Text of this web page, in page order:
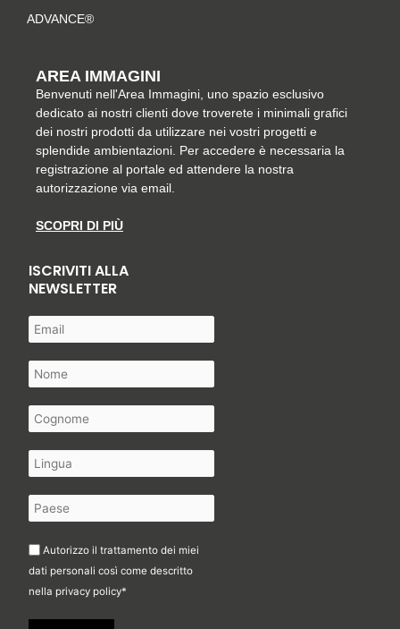
ADVANCE®
AREA IMMAGINI
Benvenuti nell'Area Immagini, uno spazio esclusivo
dedicato ai nostri clienti dove troverete i minimali grafici
dei nostri prodotti da utilizzare nei vostri progetti e
splendide ambientazioni. Per accedere è necessaria la
registrazione al portale ed attendere la nostra
autorizzazione via email.
SCOPRI DI PIÙ
ISCRIVITI ALLA
NEWSLETTER
Autorizzo il trattamento dei miei
dati personali così come descritto
nella privacy policy*